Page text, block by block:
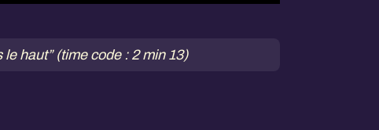
le haut” (time code : 2 min 13)